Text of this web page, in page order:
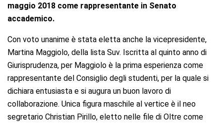
maggio 2018 come rappresentante in Senato
accademico.
Con voto unanime è stata eletta anche la vicepresidente,
Martina Maggiolo, della lista Suv. Iscritta al quinto anno di
Giurisprudenza, per Maggiolo è la prima esperienza come
rappresentante del Consiglio degli studenti, per la quale si
dichiara entusiasta e si augura un buon lavoro di
collaborazione. Unica figura maschile al vertice è il neo
segretario Christian Pirillo, eletto nelle file di Oltre come